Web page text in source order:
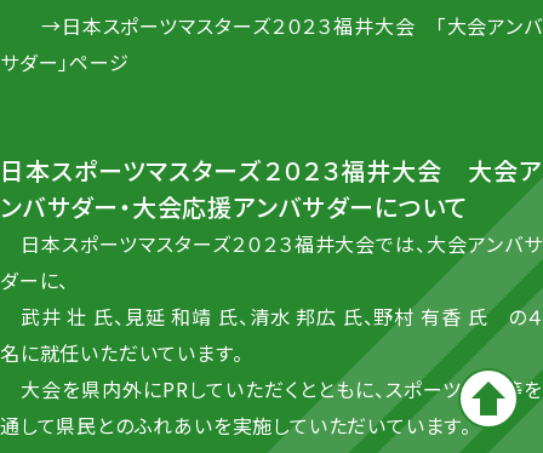
→日本スポーツマスターズ２０２３福井大会 「大会アンバ
サダー」ページ
日本スポーツマスターズ２０２３福井大会 大会ア
ンバサダー・大会応援アンバサダーについて
日本スポーツマスターズ２０２３福井大会では、大会アンバサ
ダーに、
武井 壮 氏、 見延 和靖 氏、 清水 邦広 氏、野村 有香 氏の４
名に就任いただいています。
大会を県内外にPRしていただくとともに、スポーツ教室等を
通して県民とのふれあいを実施していただいています。